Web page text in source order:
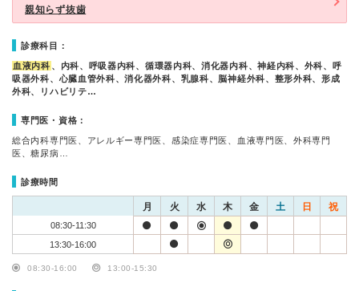
親知らず抜歯
診療科目：
血液内科 、内科、呼吸器内科、循環器内科、消化器内科、神経内科、外科、呼
吸器外科、心臓血管外科、消化器外科、乳腺科、脳神経外科、整形外科、形成
外科、リハビリテ…
専門医・資格：
総合内科専門医、アレルギー専門医、感染症専門医、血液専門医、外科専門
医、糖尿病…
診療時間
月 火 水 木 金 土 日 祝
08:30-11:30
13:30-16:00
08:30-16:00 13:00-15:30